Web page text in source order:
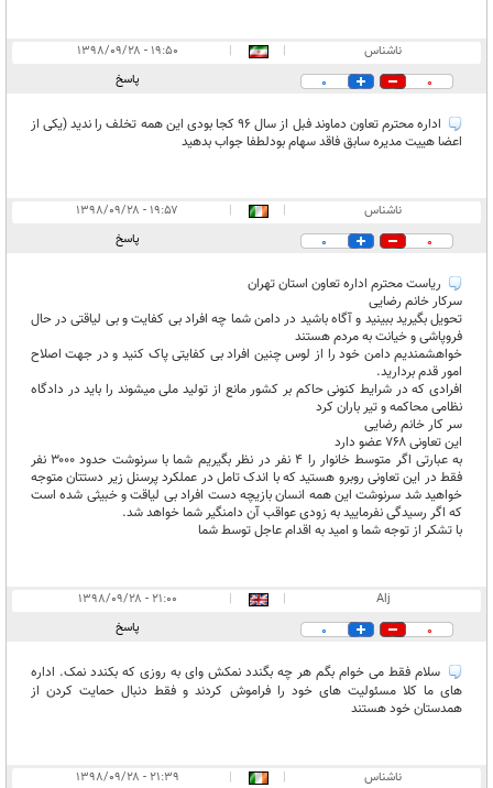
ناشناس |
|
۱۹:۵۰ - ۱۳۹۸/۰۹/۲۸
0
0 پاسخ
اداره محترم تعاون دماوند فبل از سال 96 کجا بودی این همه تخلف را ندید (یکی از
اعضا هییت مدیره سابق فاقد سهام بودلطفا جواب بدهید
ناشناس |
|
۱۹:۵۷ - ۱۳۹۸/۰۹/۲۸
0
0 پاسخ
ریاست محترم اداره تعاون استان تهران
سرکار خانم رضایی
تحویل بگیرید ببینید و آگاه باشید در دامن شما چه افراد بی کفایت و بی لیاقتی در حال
فروپاشی و خیانت به مردم هستند
خواهشمندیم دامن خود را از لوس چنین افراد بی کفایتی پاک کنید و در جهت اصلاح
امور قدم بردارید.
افرادی که در شرایط کنونی حاکم بر کشور مانع از تولید ملی میشوند را باید در دادگاه
نظامی محاکمه و تیر باران کرد
سر کار خانم رضایی
این تعاونی ۷۶۸ عضو دارد
به عبارتی اگر متوسط خانوار را ۴ نفر در نظر بگیریم شما با سرنوشت حدود ۳۰۰۰ نفر
فقط در این تعاونی روبرو هستید که با اندک تامل در عملکرد پرسنل زیر دستتان متوجه
خواهید شد سرنوشت این همه انسان بازیچه دست افراد بی لیاقت و خبیثی شده است
که اگر رسیدگی نفرمایید به زودی عواقب آن دامنگیر شما خواهد شد.
با تشکر از توجه شما و امید به اقدام عاجل توسط شما
Alj
|
|
۲۱:۰۰ - ۱۳۹۸/۰۹/۲۸
0
0 پاسخ
سلام فقط می خوام بگم هر چه بگندد نمکش وای به روزی که بکندد نمک. اداره
های ما کلا مسئولیت های خود را فراموش کردند و فقط دنبال حمایت کردن از
همدستان خود هستند
ناشناس |
|
۲۱:۳۹ - ۱۳۹۸/۰۹/۲۸